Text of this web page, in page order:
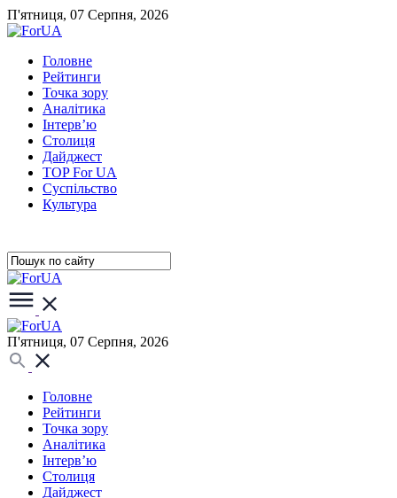
П'ятниця, 07 Серпня, 2026
Головне
Рейтинги
Точка зору
Аналітика
Інтерв’ю
Столиця
Дайджест
TOP For UA
Суспiльство
Культура
П'ятниця, 07 Серпня, 2026
Головне
Рейтинги
Точка зору
Аналітика
Інтерв’ю
Столиця
Дайджест